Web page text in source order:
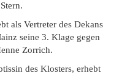
als Vertreter des Dekans
seine 3. Klage gegen
Zorrich.
des Klosters, erhebt